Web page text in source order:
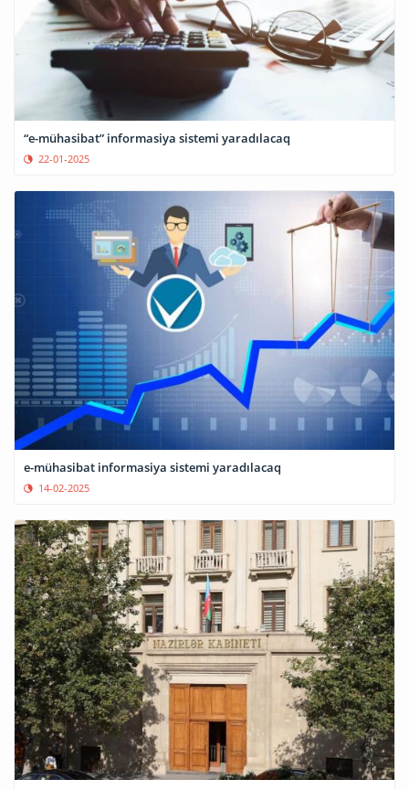
“e-mühasibat” informasiya sistemi yaradılacaq
22-01-2025
e-mühasibat informasiya sistemi yaradılacaq
14-02-2025